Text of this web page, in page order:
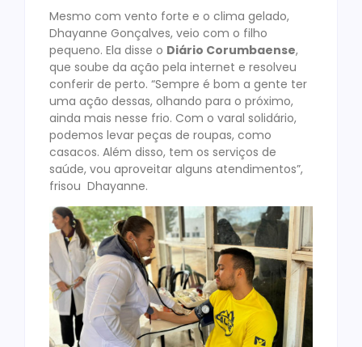
Mesmo com vento forte e o clima gelado,
Dhayanne Gonçalves, veio com o filho
pequeno. Ela disse o Diário Corumbaense,
que soube da ação pela internet e resolveu
conferir de perto. “Sempre é bom a gente ter
uma ação dessas, olhando para o próximo,
ainda mais nesse frio. Com o varal solidário,
podemos levar peças de roupas, como
casacos. Além disso, tem os serviços de
saúde, vou aproveitar alguns atendimentos”,
frisou Dhayanne.